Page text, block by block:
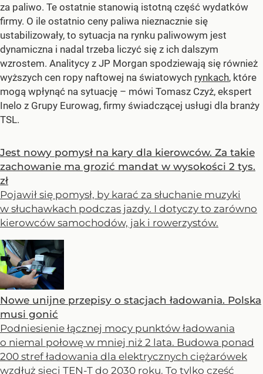
za paliwo. Te ostatnie stanowią istotną część wydatków
firmy. O ile ostatnio ceny paliwa nieznacznie się
ustabilizowały, to sytuacja na rynku paliwowym jest
dynamiczna i nadal trzeba liczyć się z ich dalszym
wzrostem. Analitycy z JP Morgan spodziewają się również
wyższych cen ropy naftowej na światowych rynkach, które
mogą wpłynąć na sytuację – mówi Tomasz Czyż, ekspert
Inelo z Grupy Eurowag, firmy świadczącej usługi dla branży
TSL.
Jest nowy pomysł na kary dla kierowców. Za takie
zachowanie ma grozić mandat w wysokości 2 tys.
zł
Pojawił się pomysł, by karać za słuchanie muzyki
w słuchawkach podczas jazdy. I dotyczy to zarówno
kierowców samochodów, jak i rowerzystów.
Nowe unijne przepisy o stacjach ładowania. Polska
musi gonić
Podniesienie łącznej mocy punktów ładowania
o niemal połowę w mniej niż 2 lata. Budowa ponad
200 stref ładowania dla elektrycznych ciężarówek
wzdłuż sieci TEN-T do 2030 roku. To tylko część